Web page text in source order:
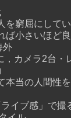
を窮屈にして
ば小さいほど
外
，カメラ2台・
本当の人間性
イブ感」で撮